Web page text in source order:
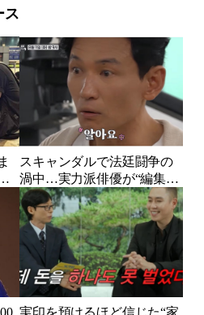
ス
スキャンダルで法廷闘争の
渦中…実力派俳優が“編集な
し”でテレビ登場、予告映像
に批判の声